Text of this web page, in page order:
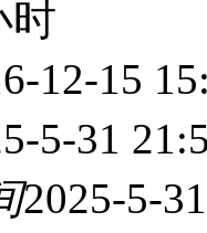
时
12-15
5-31
2025-5-